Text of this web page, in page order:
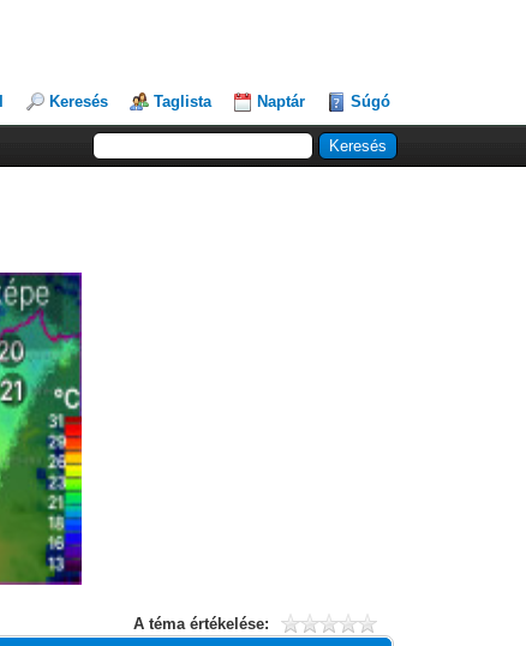
Keresés Taglista Naptár Súgó
A téma értékelése: